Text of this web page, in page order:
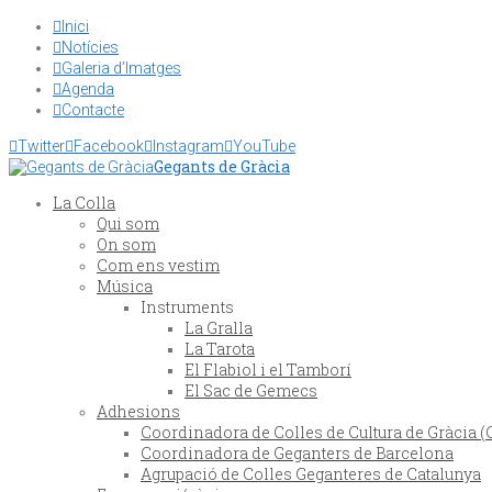
 Inici
 Notícies
Galeria d’Imatges
Agenda
Contacte
TwitterFacebook InstagramYouTube
Gegants de Gràcia
La Colla
Qui som
On som
Com ens vestim
Música
Instruments
La Gralla
La Tarota
El Flabiol i el Tamborí
El Sac de Gemecs
Adhesions
Coordinadora de Colles de Cultura de Gràcia
Coordinadora de Geganters de Barcelona
Agrupació de Colles Geganteres de Catalunya